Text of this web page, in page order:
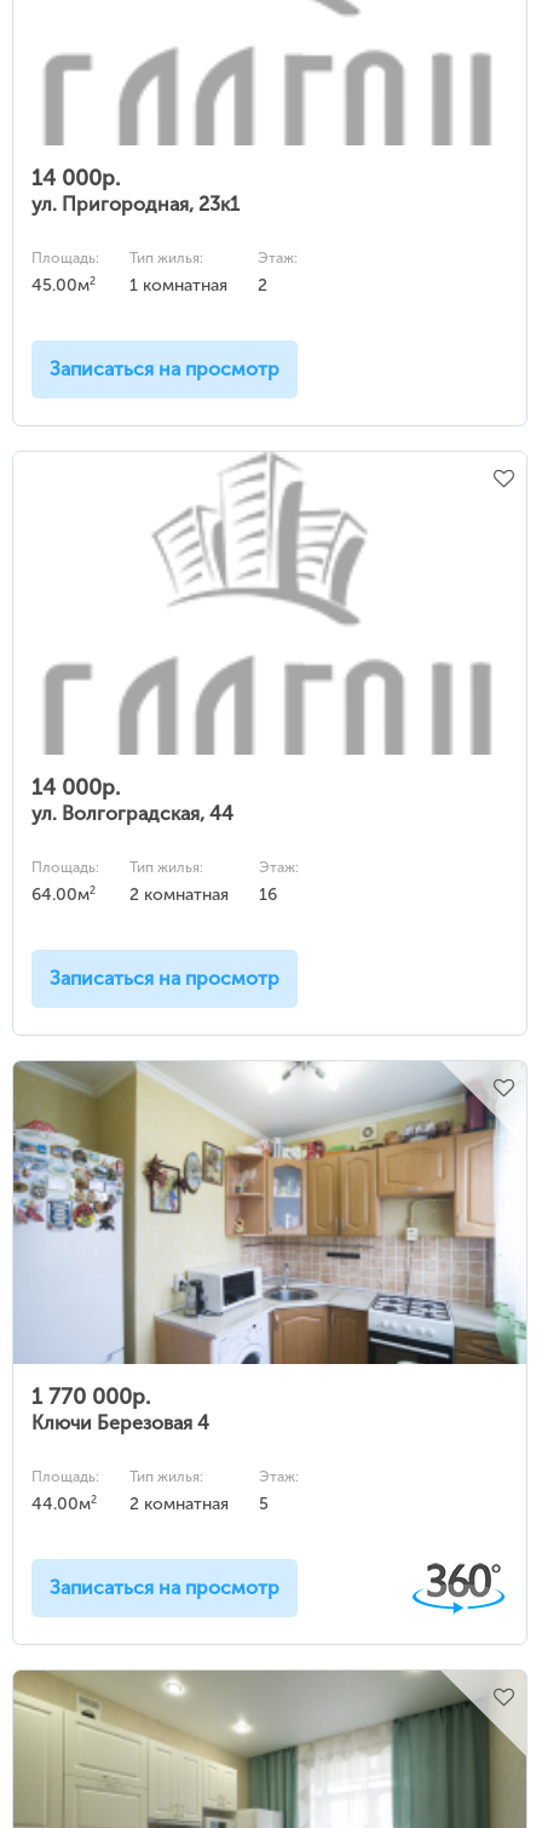
14 000р.
ул. Пригородная, 23к1
Площадь:
45.00м2
Тип жилья:
1 комнатная
Этаж:
2
Записаться на просмотр
14 000р.
ул. Волгоградская, 44
Площадь:
64.00м2
Тип жилья:
2 комнатная
Этаж:
16
Записаться на просмотр
1 770 000р.
Ключи Березовая 4
Площадь:
44.00м2
Тип жилья:
2 комнатная
Этаж:
5
Записаться на просмотр